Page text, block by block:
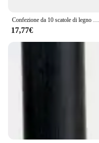
Confezione da 10 scatole di legno piccole con chiusura frontale tesoro verniciabile incompiuto per arti e mestieri fai da te festa di compleanno dei pirati di Halloween
17,77€